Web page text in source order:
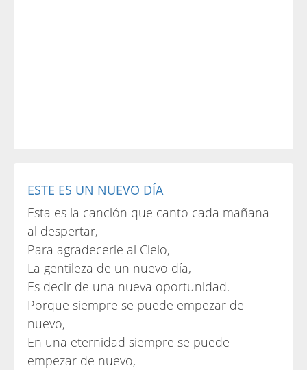
ESTE ES UN NUEVO DÍA
Esta es la canción que canto cada mañana
al despertar,
Para agradecerle al Cielo,
La gentileza de un nuevo día,
Es decir de una nueva oportunidad.
Porque siempre se puede empezar de
nuevo,
En una eternidad siempre se puede
empezar de nuevo,